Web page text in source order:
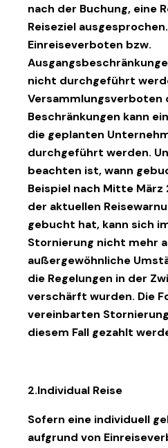
nach der Buchung, eine
Reiseziel
Einreiseverboten bzw.
nicht durchgeführt
Versammlungsverboten
Beschränkungen kann
die geplanten
durchgeführt werden.
beachten ist, wann
Beispiel nach Mitte
der aktuellen
gebucht hat, kann sich
Stornierung nicht mehr
außergewöhnliche
die Regelungen in der
verschärft wurden. Die
vereinbarten
diesem Fall gezahlt
2.Individual Reise
Sofern eine individuell
aufgrund von